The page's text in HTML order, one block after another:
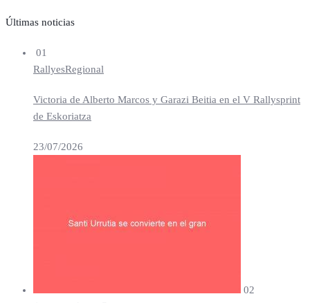
Últimas noticias
01
RallyesRegional
Victoria de Alberto Marcos y Garazi Beitia en el V Rallysprint
de Eskoriatza
23/07/2026
02